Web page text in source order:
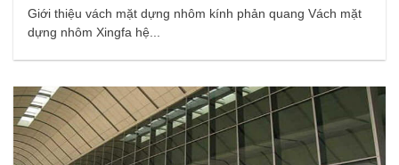
Giới thiệu vách mặt dựng nhôm kính phản quang Vách mặt
dựng nhôm Xingfa hệ...